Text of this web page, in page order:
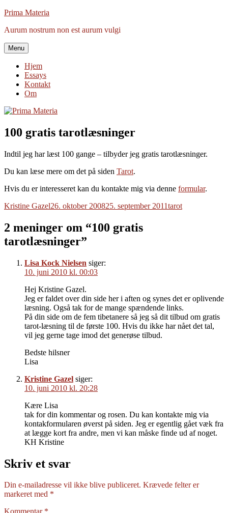
Videre
indhold
Prima Materia
Aurum nostrum non est aurum vulgi
Menu
Hjem
Essays
Kontakt
Om
100 gratis tarotlæsninger
Indtil jeg har læst 100 gange – tilbyder jeg gratis tarotlæsninger.
Du kan læse mere om det på siden Tarot.
Hvis du er interesseret kan du kontakte mig via denne formular.
Forfatter
Kristine GazelUdgivet
26. oktober 200825. september 2011Tags
tarot
2 meninger om “100 gratis
tarotlæsninger”
Lisa Kock Nielsen siger:
10. juni 2010 kl. 00:03
Hej Kristine Gazel.
Jeg er faldet over din side her i aften og synes det er oplivende
læsning. Også tak for de mange spændende links.
På din side om de fem tibetanere så jeg så dit tilbud om gratis
tarot-læsning til de første 100. Hvis du ikke har nået det tal,
vil jeg gerne tage imod det generøse tilbud.
Bedste hilsner
Lisa
Kristine Gazel siger:
10. juni 2010 kl. 20:28
Kære Lisa
tak for din kommentar og rosen. Du kan kontakte mig via
kontakformularen øverst på siden. Jeg er egentlig gået væk fra
at lægge kort fra andre, men vi kan måske finde ud af noget.
KH Kristine
Skriv et svar
Din e-mailadresse vil ikke blive publiceret. Krævede felter er
markeret med *